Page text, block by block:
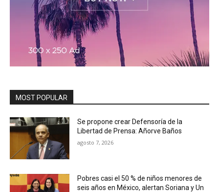
MOST POPULAR
Se propone crear Defensoría de la
Libertad de Prensa: Añorve Baños
agosto 7, 2026
Pobres casi el 50 % de niños menores de
seis años en México, alertan Soriana y Un